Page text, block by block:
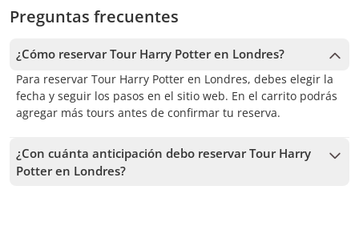
Preguntas frecuentes
¿Cómo reservar Tour Harry Potter en Londres?
Para reservar Tour Harry Potter en Londres, debes elegir la
fecha y seguir los pasos en el sitio web. En el carrito podrás
agregar más tours antes de confirmar tu reserva.
¿Con cuánta anticipación debo reservar Tour Harry
Potter en Londres?